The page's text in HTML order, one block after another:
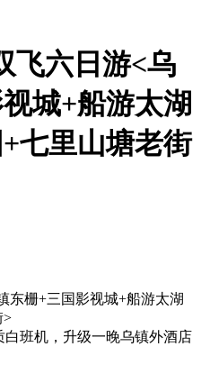
飞六日游<乌
城+船游太湖
七里山塘老街
东栅+三国影视城+船游太湖
>
班机，升级一晚乌镇外酒店